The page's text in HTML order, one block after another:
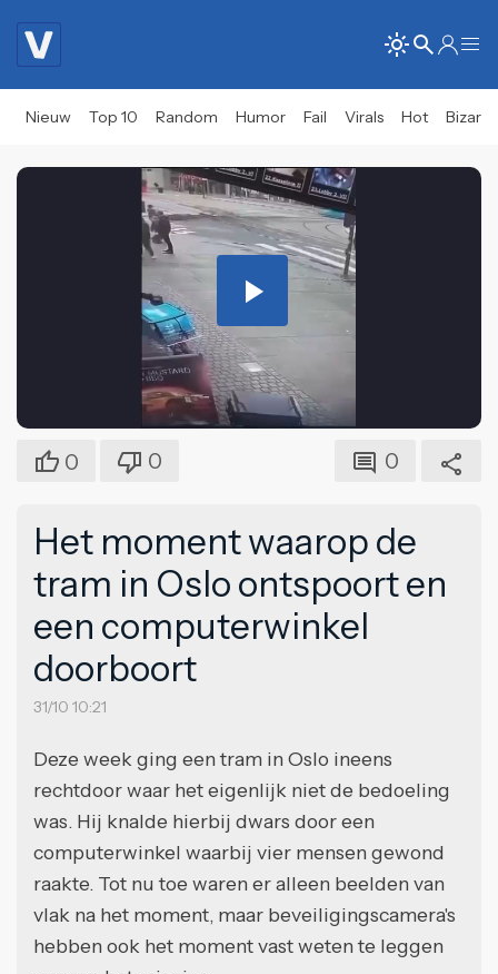
Nieuw Top 10 Random Humor Fail Virals Hot Bizar
Play
Video
0 0 0
Het moment waarop de
tram in Oslo ontspoort en
een computerwinkel
doorboort
31/10 10:21
Deze week ging een tram in Oslo ineens
rechtdoor waar het eigenlijk niet de bedoeling
was. Hij knalde hierbij dwars door een
computerwinkel waarbij vier mensen gewond
raakte. Tot nu toe waren er alleen beelden van
vlak na het moment, maar beveiligingscamera's
hebben ook het moment vast weten te leggen